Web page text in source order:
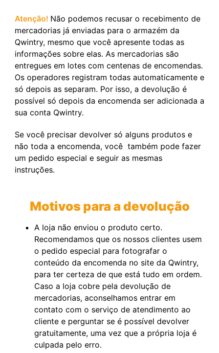
Atenção! Não podemos recusar o recebimento de
mercadorias já enviadas para o armazém da
Qwintry, mesmo que você apresente todas as
informações sobre elas. As mercadorias são
entregues em lotes com centenas de encomendas.
Os operadores registram todas automaticamente e
só depois as separam. Por isso, a devolução é
possível só depois da encomenda ser adicionada a
sua conta Qwintry.
Se você precisar devolver só alguns produtos e
não toda a encomenda, você também pode fazer
um pedido especial e seguir as mesmas
instruções.
Motivos para a devolução
A loja não enviou o produto certo.
Recomendamos que os nossos clientes usem
o pedido especial para fotografar o
conteúdo da encomenda no site da Qwintry,
para ter certeza de que está tudo em ordem.
Caso a loja cobre pela devolução de
mercadorias, aconselhamos entrar em
contato com o serviço de atendimento ao
cliente e perguntar se é possível devolver
gratuitamente, uma vez que a própria loja é
culpada pelo erro.